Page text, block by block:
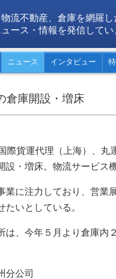
流不動産、倉庫を網羅し
ース・情報を発信してい
ニュース インタビュー
倉庫開設・増床
際貨運代理（上海）、丸
設・増床。物流サービス
業に注力しており、営業
いとしている。
は、今年５月より倉庫内
分公司